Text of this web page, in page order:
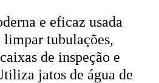
e eficaz usada
limpar tubulações,
de inspeção e
jatos de água de